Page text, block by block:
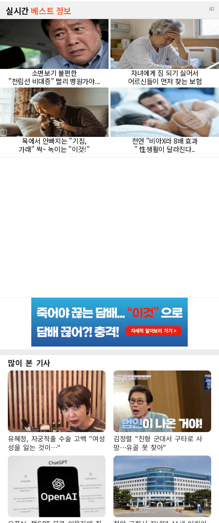
많이 본 기사
유혜정, 자궁적출 수술 고백 "여성
성을 잃는 것이…"
김정렬 "친형 군대서 구타로 사
망…유골 못 찾아"